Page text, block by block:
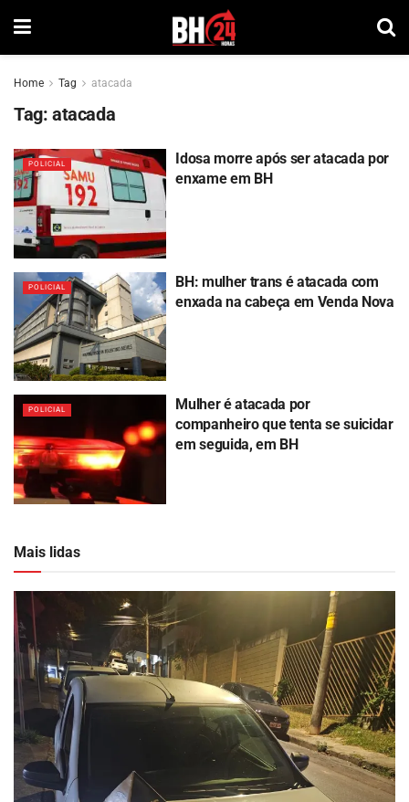
Home Tag atacada
Tag: atacada
POLICIAL
Idosa morre após ser atacada por
enxame em BH
POLICIAL
BH: mulher trans é atacada com
enxada na cabeça em Venda Nova
POLICIAL
Mulher é atacada por
companheiro que tenta se suicidar
em seguida, em BH
Mais lidas